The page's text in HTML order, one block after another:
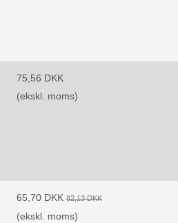
75,56 DKK
(ekskl. moms)
65,70 DKK 82,13 DKK
(ekskl. moms)